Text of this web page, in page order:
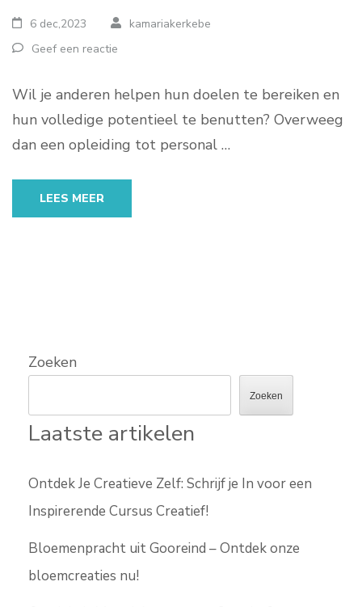
6 dec,2023
kamariakerkebe
Geef een reactie
Wil je anderen helpen hun doelen te bereiken en
hun volledige potentieel te benutten? Overweeg
dan een opleiding tot personal …
LEES MEER
Zoeken
Zoeken
Laatste artikelen
Ontdek Je Creatieve Zelf: Schrijf je In voor een
Inspirerende Cursus Creatief!
Bloemenpracht uit Gooreind – Ontdek onze
bloemcreaties nu!